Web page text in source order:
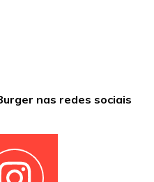
nas redes sociais